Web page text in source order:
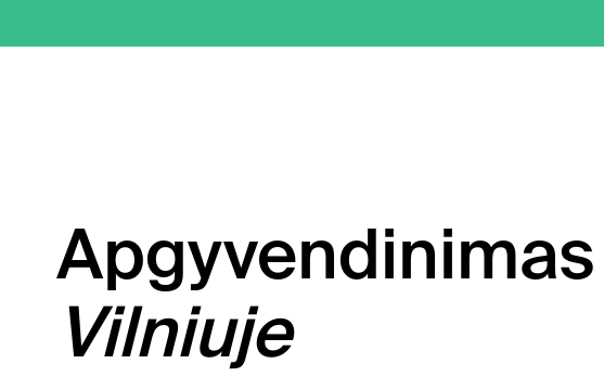
Apgyvendinimas
Vilniuje